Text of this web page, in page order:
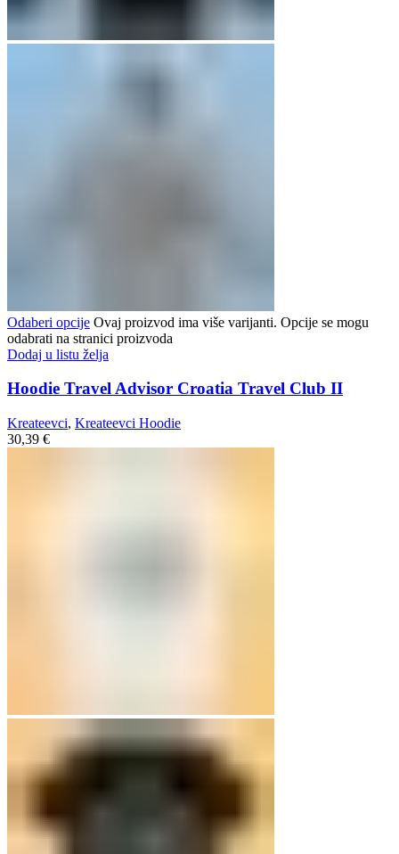
Odaberi opcije Ovaj proizvod ima više varijanti. Opcije se mogu
odabrati na stranici proizvoda
Dodaj u listu želja
Hoodie Travel Advisor Croatia Travel Club II
Kreateevci, Kreateevci Hoodie
30,39 €